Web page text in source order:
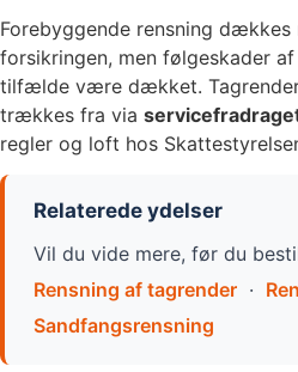
Forebyggende rensning
forsikringen, men følgeskader
tilfælde være dækket.
trækkes fra via
regler og loft hos
Relaterede ydelser
Vil du vide mere, før du
Rensning af tagrender ·
Sandfangsrensning